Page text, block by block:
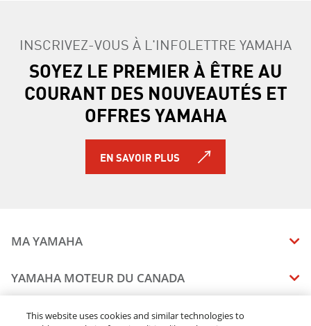
INSCRIVEZ-VOUS À L'INFOLETTRE YAMAHA
SOYEZ LE PREMIER À ÊTRE AU
COURANT DES NOUVEAUTÉS ET
OFFRES YAMAHA
EN SAVOIR PLUS
MA YAMAHA
MANUELS
ÉTAT DES RAPPELS DE VOTRE VÉHICULE
YAMAHA MOTEUR DU CANADA
CONCESSIONNAIRES
This website uses cookies and similar technologies to